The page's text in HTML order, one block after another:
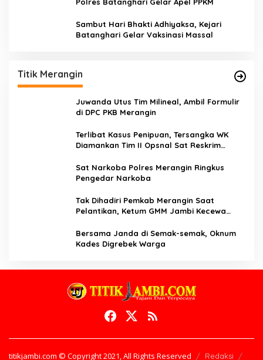
Sambut Hari Bhakti Adhiyaksa, Kejari
Batanghari Gelar Vaksinasi Massal
Titik Merangin
Juwanda Utus Tim Milineal, Ambil Formulir
di DPC PKB Merangin
Terlibat Kasus Penipuan, Tersangka WK
Diamankan Tim II Opsnal Sat Reskrim
Sat Narkoba Polres Merangin Ringkus
Pengedar Narkoba
Tak Dihadiri Pemkab Merangin Saat
Pelantikan, Ketum GMM Jambi Kecewa
Bersama Janda di Semak-semak, Oknum
Kades Digrebek Warga
titikjambi.com © Copyright 2021, All Rights Reserved Redaksi